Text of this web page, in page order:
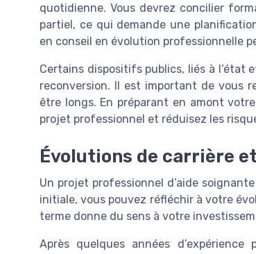
quotidienne. Vous devrez concilier
partiel, ce qui demande une
en conseil en évolution professionnelle
Certains dispositifs publics, liés à l’état
reconversion. Il est important de vous
être longs. En préparant en amont
projet professionnel et réduisez les
Évolutions de carrière
Un projet professionnel d’aide
initiale, vous pouvez réfléchir à votre
terme donne du sens à votre
Après quelques années